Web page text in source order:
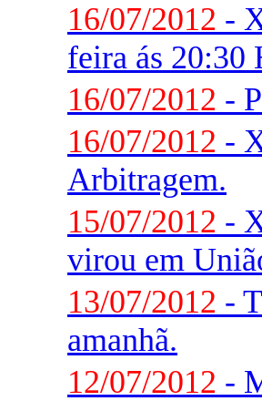
16/07/2012 -
feira ás 20:30
16/07/2012 -
16/07/2012 -
Arbitragem.
15/07/2012 -
virou em
13/07/2012 -
amanhã.
12/07/2012 -